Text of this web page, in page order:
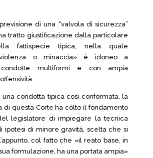
di una “valvola di sicurezza”
tratto giustificazione dalla particolare
fattispecie tipica, nella quale
o minaccia» è idoneo a
condotte multiformi e con ampia
una condotta tipica così conformata, la
di questa Corte ha còlto il fondamento
legislatore di impiegare la tecnica
ipotesi di minore gravità, scelta che si
col fatto che «il reato base, in
formulazione, ha una portata ampia»